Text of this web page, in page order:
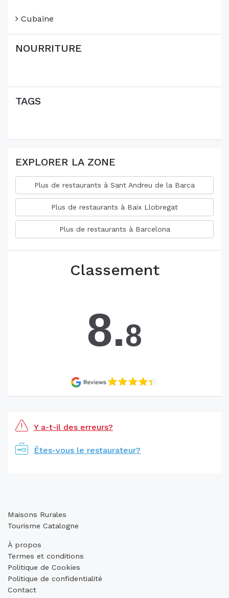
Cubaine
NOURRITURE
TAGS
EXPLORER LA ZONE
Plus de restaurants à Sant Andreu de la Barca
Plus de restaurants à Baix Llobregat
Plus de restaurants à Barcelona
Classement
8.8
Y a-t-il des erreurs?
Êtes-vous le restaurateur?
Maisons Rurales
Tourisme Catalogne
À propos
Termes et conditions
Politique de Cookies
Politique de confidentialité
Contact